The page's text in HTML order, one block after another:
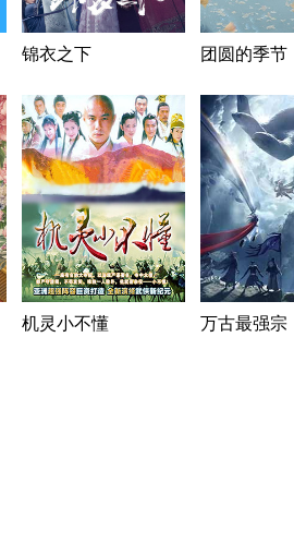
锦衣之下 团圆的季节
机灵小不懂 万古最强宗